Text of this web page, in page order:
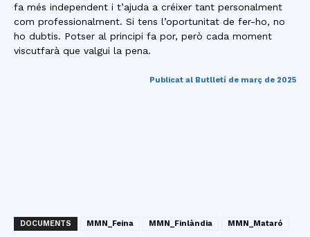
fa més independent i t’ajuda a créixer tant personalment
com professionalment. Si tens l’oportunitat de fer-ho, no
ho dubtis. Potser al principi fa por, però cada moment
viscutfarà que valgui la pena.
Publicat al Butlletí de març de 2025
DOCUMENTS MMN_Feina MMN_Finlàndia MMN_Mataró